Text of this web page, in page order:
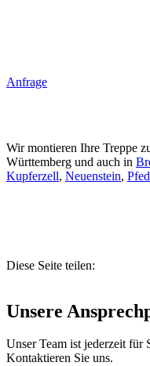
Anfrage
Wir montieren Ihre Treppe
Württemberg und auch in
Kupferzell, Neuenstein,
Diese Seite teilen:
Unsere
Unser Team ist jederzeit für
Kontaktieren Sie uns.